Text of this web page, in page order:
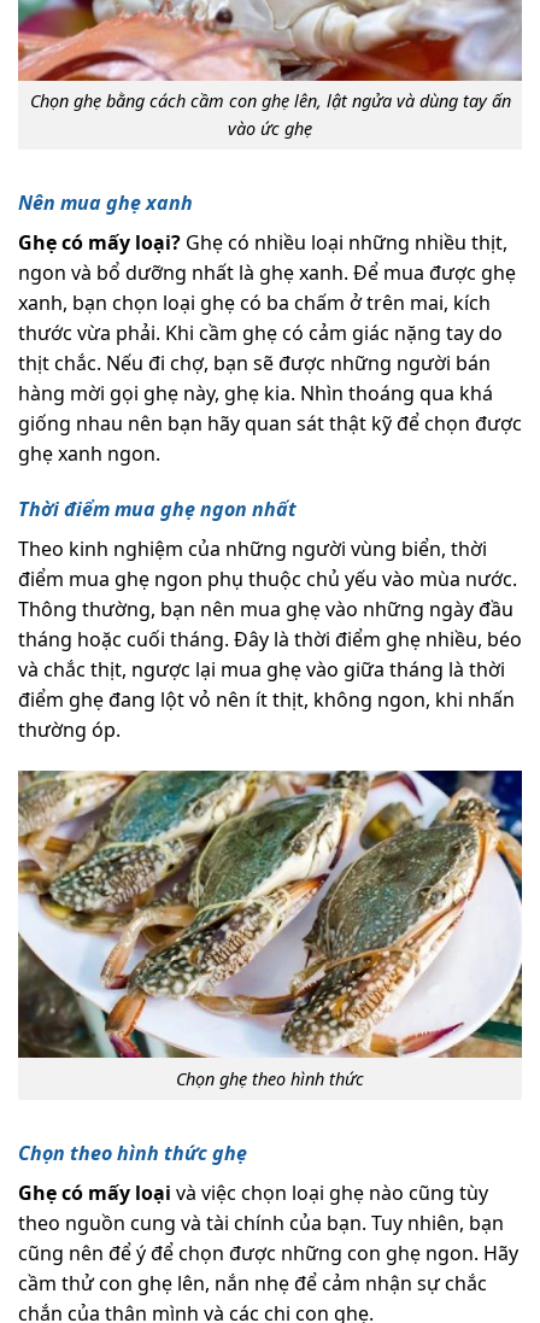
Chọn ghẹ bằng cách cầm con ghẹ lên, lật ngửa và dùng tay ấn
vào ức ghẹ
Nên mua ghẹ xanh
Ghẹ có mấy loại? Ghẹ có nhiều loại những nhiều thịt,
ngon và bổ dưỡng nhất là ghẹ xanh. Để mua được ghẹ
xanh, bạn chọn loại ghẹ có ba chấm ở trên mai, kích
thước vừa phải. Khi cầm ghẹ có cảm giác nặng tay do
thịt chắc. Nếu đi chợ, bạn sẽ được những người bán
hàng mời gọi ghẹ này, ghẹ kia. Nhìn thoáng qua khá
giống nhau nên bạn hãy quan sát thật kỹ để chọn được
ghẹ xanh ngon.
Thời điểm mua ghẹ ngon nhất
Theo kinh nghiệm của những người vùng biển, thời
điểm mua ghẹ ngon phụ thuộc chủ yếu vào mùa nước.
Thông thường, bạn nên mua ghẹ vào những ngày đầu
tháng hoặc cuối tháng. Đây là thời điểm ghẹ nhiều, béo
và chắc thịt, ngược lại mua ghẹ vào giữa tháng là thời
điểm ghẹ đang lột vỏ nên ít thịt, không ngon, khi nhấn
thường óp.
Chọn ghẹ theo hình thức
Chọn theo hình thức ghẹ
Ghẹ có mấy loại và việc chọn loại ghẹ nào cũng tùy
theo nguồn cung và tài chính của bạn. Tuy nhiên, bạn
cũng nên để ý để chọn được những con ghẹ ngon. Hãy
cầm thử con ghẹ lên, nắn nhẹ để cảm nhận sự chắc
chắn của thân mình và các chi con ghẹ.